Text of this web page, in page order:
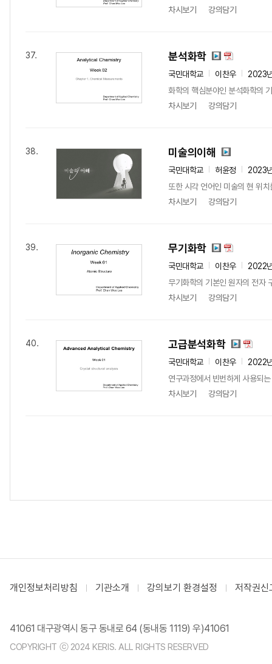
차시보기
강의담기
37. 분석화학
국민대학교 이찬우
2023
화학의 핵심분야인 분석화학의
차시보기
강의담기
38. 미술의이해
국민대학교 허윤정
2023
또한 시각 언어인 미술의 현 위
차시보기
강의담기
39. 무기화학
국민대학교 이찬우
2022
무기화학의 기본인 원자의 전자
차시보기
강의담기
40. 고급분석화학
국민대학교 이찬우
2022
연구과정에서 빈번하게 사용되
차시보기
강의담기
개인정보처리방침 기관소개 강의보기 환경설정 저작권신
41061 대구광역시 동구 동내로 64 (동내동 1119) 우)41061
COPYRIGHT ⓒ 2024 KERIS. ALL RIGHTS RESERVED